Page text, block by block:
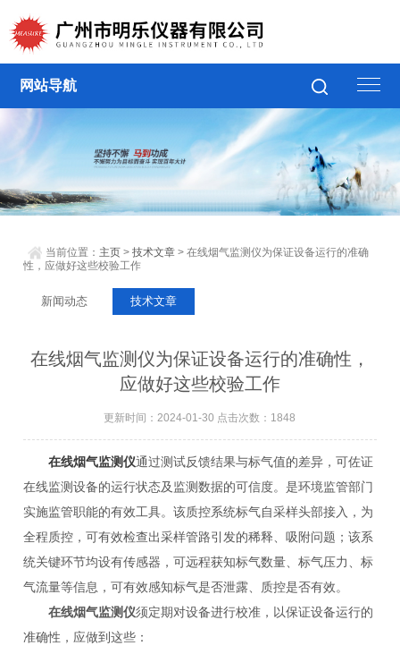
网站导航
当前位置： 主页 >技术文章 > 在线烟气监测仪为保证设备运行的准确
性，应做好这些校验工作
新闻动态 技术文章
在线烟气监测仪为保证设备运行的准确性，
应做好这些校验工作
更新时间：2024-01-30 点击次数：1848
在线烟气监测仪通过测试反馈结果与标气值的差异，可佐证
在线监测设备的运行状态及监测数据的可信度。是环境监管部门
实施监管职能的有效工具。该质控系统标气自采样头部接入，为
全程质控，可有效检查出采样管路引发的稀释、吸附问题；该系
统关键环节均设有传感器，可远程获知标气数量、标气压力、标
气流量等信息，可有效感知标气是否泄露、质控是否有效。
在线烟气监测仪须定期对设备进行校准，以保证设备运行的
准确性，应做到这些：